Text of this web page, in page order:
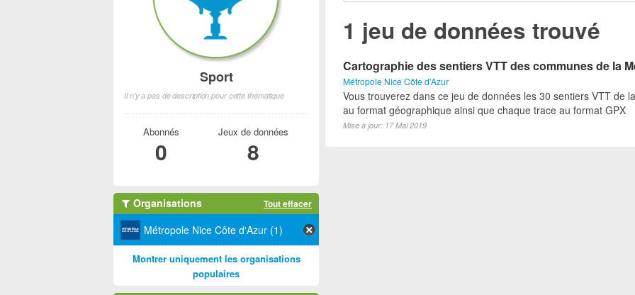
1 jeu de données trouvé
Cartographie des sentiers VTT des communes de la
Métropole Nice Côte d'Azur
Vous trouverez dans ce jeu de données les 30 sentiers VTT de
au format géographique ainsi que chaque trace au format GPX
Mise à jour: 17 Mai 2019
Sport
Il n'y a pas de description pour cette thématique
Abonnés
0
Jeux de données
8
Organisations Tout effacer
Métropole Nice Côte d'Azur (1)
Montrer uniquement les organisations
populaires